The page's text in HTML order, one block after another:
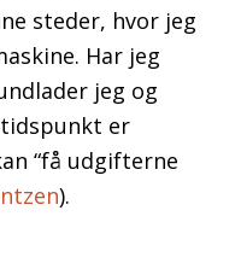
steder, hvor jeg
Har jeg
jeg og
er
“få udgifterne
).